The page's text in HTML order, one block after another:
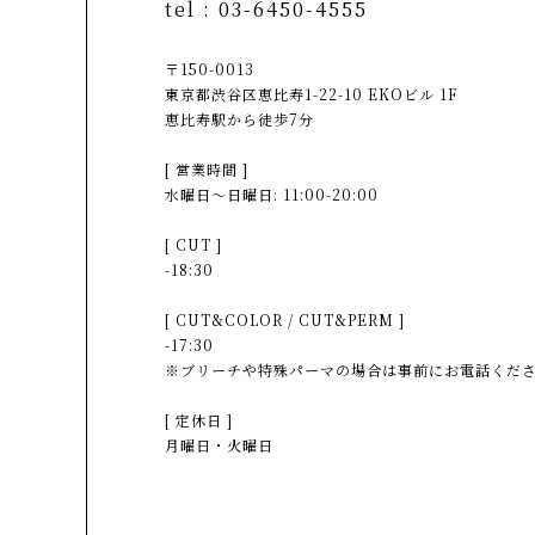
tel : 03-6450-4555
〒150-0013
東京都渋谷区恵比寿1-22-10 EKOビル 1F
恵比寿駅から徒歩7分
[ 営業時間 ]
水曜日〜日曜日: 11:00-20:00
[ CUT ]
-18:30
[ CUT&COLOR / CUT&PERM ]
-17:30
※ブリーチや特殊パーマの場合は事前にお電話くだ
[ 定休日 ]
月曜日・火曜日